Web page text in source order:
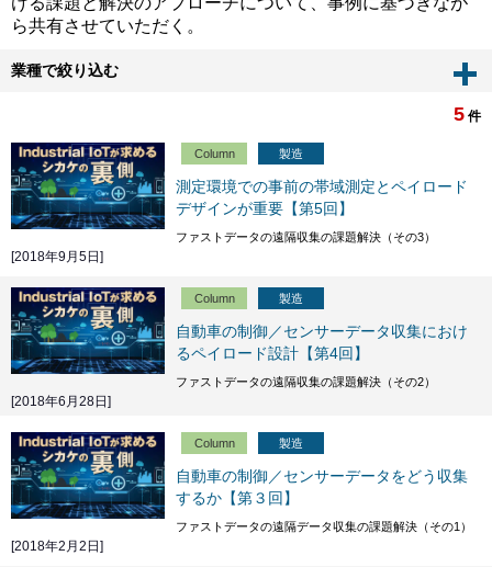
ら共有させていただく。
業種で絞り込む
5 件
Column 製造
測定環境での事前の帯域測定とペイロード
デザインが重要【第5回】
ファストデータの遠隔収集の課題解決（その3）
[2018年9月5日]
Column 製造
自動車の制御／センサーデータ収集におけ
るペイロード設計【第4回】
ファストデータの遠隔収集の課題解決（その2）
[2018年6月28日]
Column 製造
自動車の制御／センサーデータをどう収集
するか【第３回】
ファストデータの遠隔データ収集の課題解決（その1）
[2018年2月2日]